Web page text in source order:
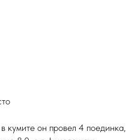
кумите он провел 4 поединка,